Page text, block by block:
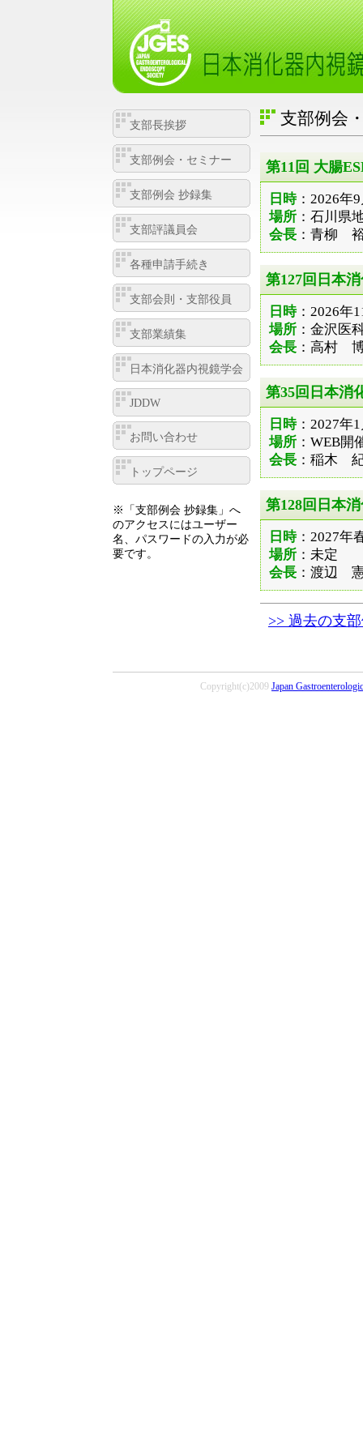
支部長挨拶
支部例会・セミナー
支部例会 抄録集
支部評議員会
各種申請手続き
支部会則・支部役員
支部業績集
日本消化器内視鏡学会
JDDW
お問い合わせ
トップページ
※「支部例会 抄録集」へ
のアクセスにはユーザー
名、パスワードの入力が必
要です。
支部例会
第11回 大腸
日時：2026年
場所 ：石川県
会長 ：青柳
第127回日本
日時：2026年
場所 ：金沢医
会長 ：高村
第35回日本消
日時：2027年
場所 ：WEB開
会長 ：稲木
第128回日本
日時：2027年
場所 ：未定
会長 ：渡辺
>> 過去の支
Copyright(c)2009 Japan